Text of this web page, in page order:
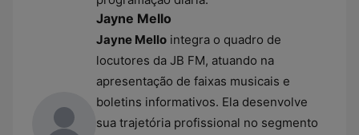
Jayne Mello
Jayne Mello integra o quadro de
locutores da JB FM, atuando na
apresentação de faixas musicais e
boletins informativos. Ela desenvolve
sua trajetória profissional no segmento